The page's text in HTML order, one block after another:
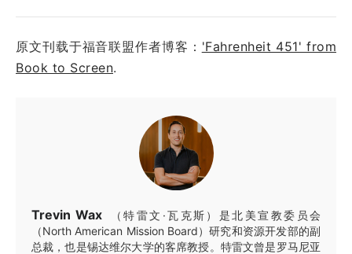
原文刊载于福音联盟作者博客： 'Fahrenheit 451' from
Book to Screen.
Trevin Wax
（特雷文·瓦克斯）是北美宣教委员会
（North American Mission Board）研究和资源开发部的副
总裁，也是锡达维尔大学的客席教授。特雷文曾是罗马尼亚